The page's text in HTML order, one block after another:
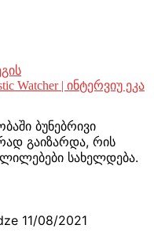
| ინტერვიუ ეკა
ბუნებრივი
გაიზარდა, რის
სახელდება.
11/08/2021